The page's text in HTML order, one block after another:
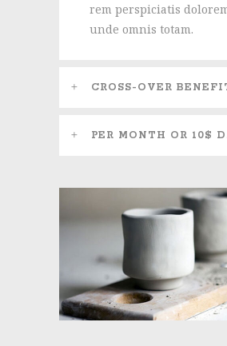
rem perspiciatis
unde omnis totam.
CROSS-OVER
PER MONTH OR 10$